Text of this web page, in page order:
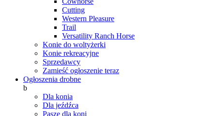
Cutting
Western Pleasure
Trail
Versatility Ranch Horse
Konie do woltyżerki
Konie rekreacyjne
Sprzedawcy
Zamieść ogłoszenie teraz
Ogłoszenia drobne
b
Dla konia
Dla jeźdźca
Pasze dla koni